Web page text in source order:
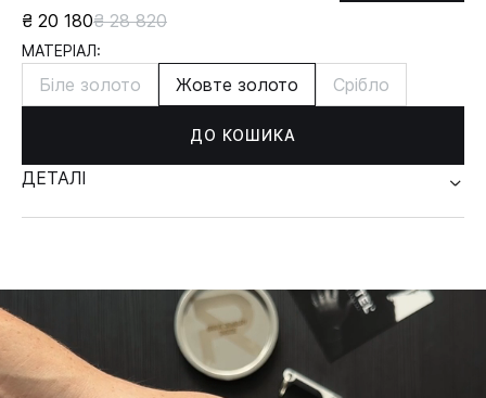
₴ 20 180₴ 28 820
МАТЕРІАЛ:
Біле золото Жовте золото Срібло
ДО КОШИКА
ДЕТАЛІ